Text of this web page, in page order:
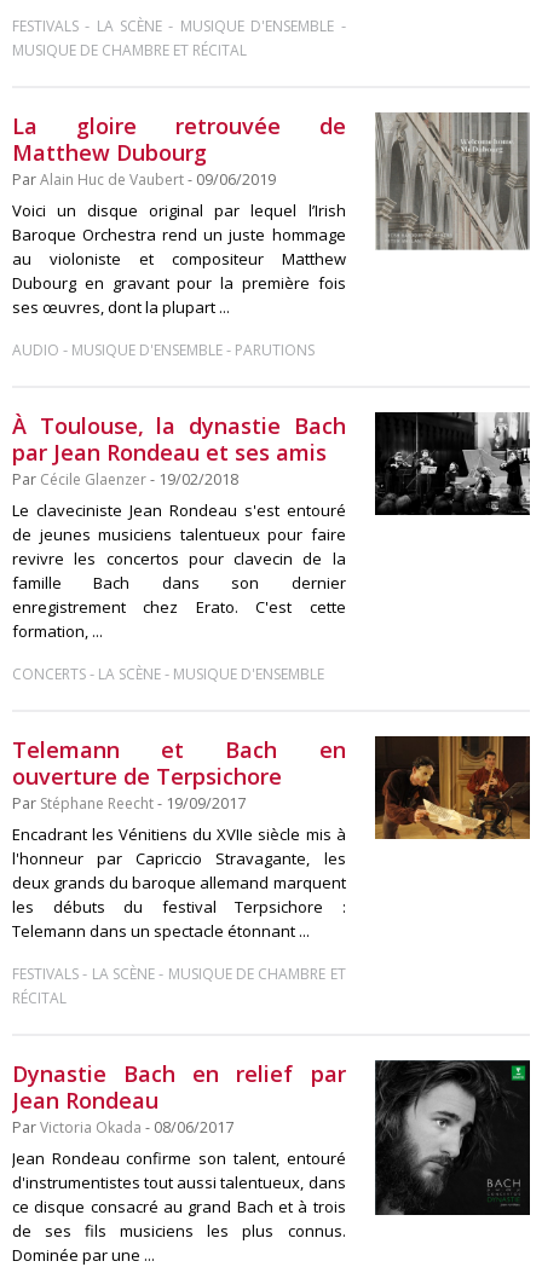
FESTIVALS - LA SCÈNE - MUSIQUE D'ENSEMBLE -
MUSIQUE DE CHAMBRE ET RÉCITAL
La gloire retrouvée de
Matthew Dubourg
ParAlain Huc de Vaubert- 09/06/2019
Voici un disque original par lequel l’Irish
Baroque Orchestra rend un juste hommage
au violoniste et compositeur Matthew
Dubourg en gravant pour la première fois
ses œuvres, dont la plupart ...
AUDIO - MUSIQUE D'ENSEMBLE- PARUTIONS
À Toulouse, la dynastie Bach
par Jean Rondeau et ses amis
Par Cécile Glaenzer- 19/02/2018
Le claveciniste Jean Rondeau s'est entouré
de jeunes musiciens talentueux pour faire
revivre les concertos pour clavecin de la
famille Bach dans son dernier
enregistrement chez Erato. C'est cette
formation, ...
CONCERTS- LA SCÈNE- MUSIQUE D'ENSEMBLE
Telemann et Bach en
ouverture de Terpsichore
Par Stéphane Reecht- 19/09/2017
Encadrant les Vénitiens du XVIIe siècle mis à
l'honneur par Capriccio Stravagante, les
deux grands du baroque allemand marquent
les débuts du festival Terpsichore :
Telemann dans un spectacle étonnant ...
FESTIVALS- LA SCÈNE- MUSIQUE DE CHAMBRE ET
RÉCITAL
Dynastie Bach en relief par
Jean Rondeau
ParVictoria Okada - 08/06/2017
Jean Rondeau confirme son talent, entouré
d'instrumentistes tout aussi talentueux, dans
ce disque consacré au grand Bach et à trois
de ses fils musiciens les plus connus.
Dominée par une ...